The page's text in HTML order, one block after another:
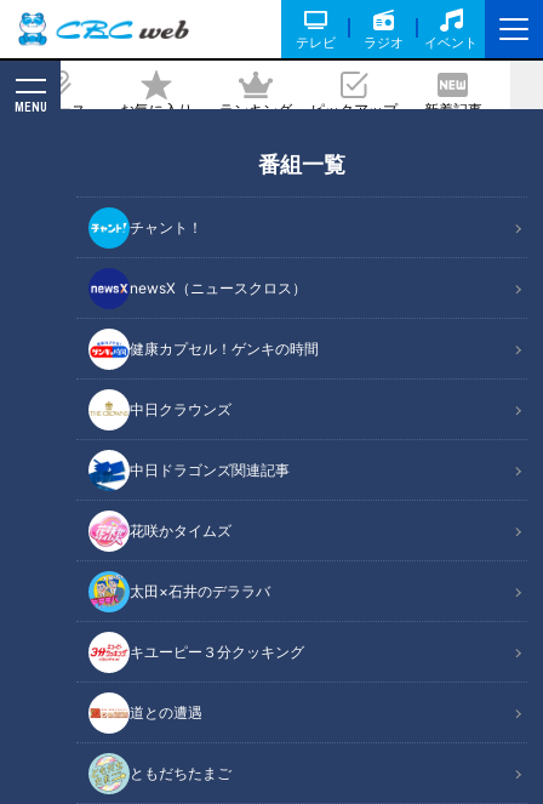
テレビ ラジオ イベント
ニュース お気に入り ランキング ピックアップ 新着記事
MENU
番組一覧
チャント！
newsX（ニュースクロス）
健康カプセル！ゲンキの時間
中日クラウンズ
中日ドラゴンズ関連記事
花咲かタイムズ
太田×石井のデララバ
キユーピー３分クッキング
道との遭遇
ともだちたまご
更改 LIVE配信
記事に戻る
毎年恒例!? 中日ドラゴンズ ドアラ契約更改 LIVE配信
この記事の画像